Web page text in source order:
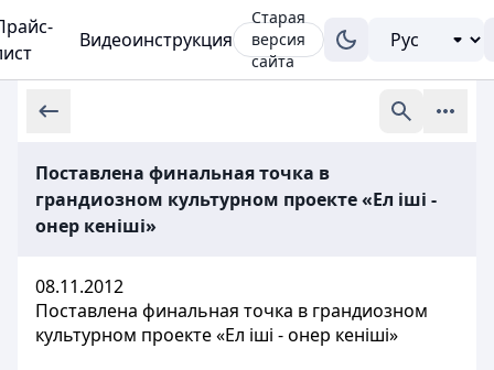
Видеоинструкция
Старая
версия
сайта
Поставлена финальная точка в
грандиозном культурном проекте «Ел іші -
онер кеніші»
08.11.2012
Поставлена финальная точка в грандиозном
культурном проекте «Ел іші - онер кеніші»